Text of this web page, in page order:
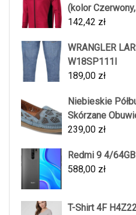
(kolor
142,42 zł
WRANGLER
W18SP111I
189,00 zł
Niebieskie
Skórzane
239,00 zł
Redmi 9 4/
588,00 zł
T-Shirt 4F